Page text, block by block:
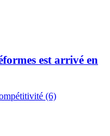
est arrivé en
(6)